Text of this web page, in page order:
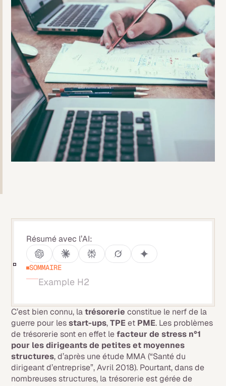
Résumé avec l’AI:
SOMMAIRE
Example H2
C’est bien connu, latrésorerie constitue le nerf de la
guerre pour lesstart-ups,TPEet PME. Les problèmes
de trésorerie sont en effet lefacteur de stress n°1
pour les dirigeants de petites et moyennes
structures, d’après une étude MMA (“Santé du
dirigeant d’entreprise”, Avril 2018). Pourtant, dans de
nombreuses structures, la trésorerie est gérée de